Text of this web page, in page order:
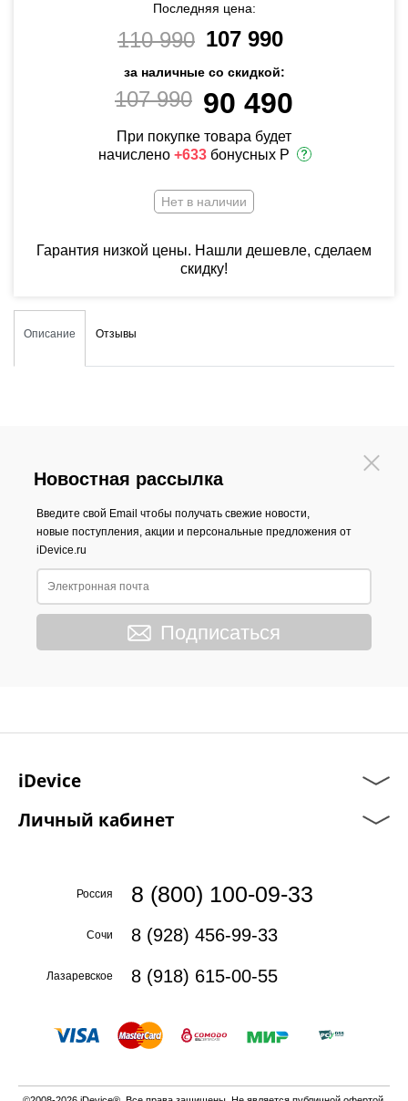
Последняя цена:
110 990 107 990
за наличные со скидкой:
107 990 90 490
При покупке товара будет
начислено +633 бонусных Р
Нет в наличии
Гарантия низкой цены. Нашли дешевле, сделаем
скидку!
Описание Отзывы
Новостная рассылка
Введите свой Email чтобы получать свежие новости,
новые поступления, акции и персональные предложения от
iDevice.ru
Подписаться
iDevice
Личный кабинет
Россия 8 (800) 100-09-33
Сочи 8 (928) 456-99-33
Лазаревское 8 (918) 615-00-55